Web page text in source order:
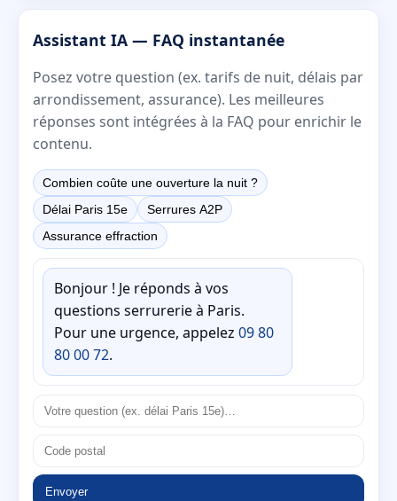
Assistant IA — FAQ instantanée
Posez votre question (ex. tarifs de nuit, délais par
arrondissement, assurance). Les meilleures
réponses sont intégrées à la FAQ pour enrichir le
contenu.
Combien coûte une ouverture la nuit ?
Délai Paris 15e
Serrures A2P
Assurance effraction
Bonjour ! Je réponds à vos
questions serrurerie à Paris.
Pour une urgence, appelez 09 80
80 00 72.
Envoyer